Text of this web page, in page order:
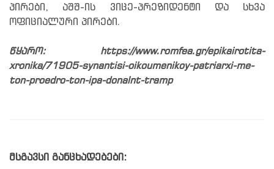
პირები, აშშ-ის ვიცე-პრეზიდენტი და სხვა
ოფიციალური პირები.
წყარო: https://www.romfea.gr/epikairotita-
xronika/71905-synantisi-oikoumenikoy-patriarxi-me-
ton-proedro-ton-ipa-donalnt-tramp
მსგავსი განცხადებები: